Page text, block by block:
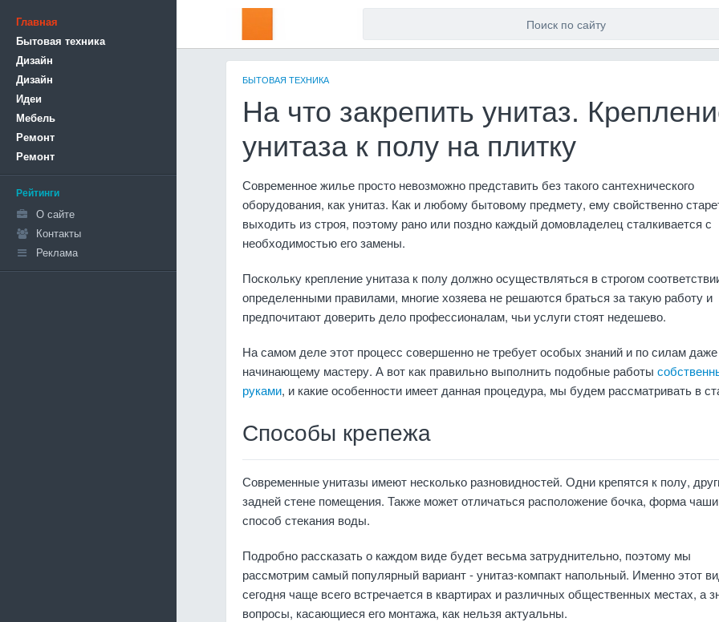
Главная
Бытовая техника
Дизайн
Дизайн
Идеи
Мебель
Ремонт
Ремонт
Рейтинги
О сайте
Контакты
Реклама
БЫТОВАЯ ТЕХНИКА
На что закрепить унитаз.
унитаза к полу на плитку
Современное жилье просто невозможно представить без такого сантехнического
оборудования, как унитаз. Как и любому бытовому предмету, ему свойственно
выходить из строя, поэтому рано или поздно каждый домовладелец сталкивается с
необходимостью его замены.
Поскольку крепление унитаза к полу должно осуществляться в строгом
определенными правилами, многие хозяева не решаются браться за такую работу и
предпочитают доверить дело профессионалам, чьи услуги стоят недешево.
На самом деле этот процесс совершенно не требует особых знаний и по силам даже
начинающему мастеру. А вот как правильно выполнить подобные работы
руками, и какие особенности имеет данная процедура, мы будем рассматривать в
Способы крепежа
Современные унитазы имеют несколько разновидностей. Одни крепятся к полу,
задней стене помещения. Также может отличаться расположение бочка, форма
способ стекания воды.
Подробно рассказать о каждом виде будет весьма затруднительно, поэтому мы
рассмотрим самый популярный вариант - унитаз-компакт напольный. Именно этот
сегодня чаще всего встречается в квартирах и различных общественных местах, а
вопросы, касающиеся его монтажа, как нельзя актуальны.